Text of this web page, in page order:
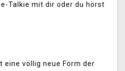
Talkie mit dir oder du hörst
eine völlig neue Form der